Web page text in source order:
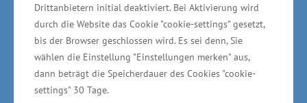
Drittanbietern initial deaktiviert. Bei Aktivierung wird
durch die Website das Cookie "cookie-settings" gesetzt,
bis der Browser geschlossen wird. Es sei denn, Sie
wählen die Einstellung "Einstellungen merken" aus,
dann beträgt die Speicherdauer des Cookies "cookie-
settings" 30 Tage.
Wolfgang Beglau, Beglau Wärmepumpen
GmbH, Rampe